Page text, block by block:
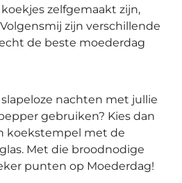
zelfgemaakt zijn,
zijn verschillende
de beste moederdag
nachten met jullie
gebruiken? Kies dan
koekstempel met de
Met die broodnodige
punten op Moederdag!